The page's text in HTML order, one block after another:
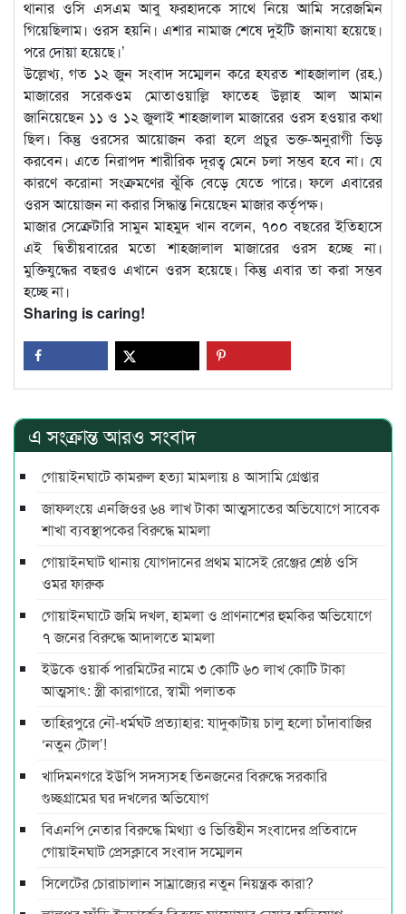
থানার ওসি এসএম আবু ফরহাদকে সাথে নিয়ে আমি সরেজমিন
গিয়েছিলাম। ওরস হয়নি। এশার নামাজ শেষে দুইটি জানাযা হয়েছে।
পরে দোয়া হয়েছে।’
উল্লেখ্য, গত ১২ জুন সংবাদ সম্মেলন করে হযরত শাহজালাল (রহ.)
মাজারের সরেকওম মোতাওয়াল্লি ফাতেহ উল্লাহ আল আমান
জানিয়েছেন ১১ ও ১২ জুলাই শাহজালাল মাজারের ওরস হওয়ার কথা
ছিল। কিন্তু ওরসের আয়োজন করা হলে প্রচুর ভক্ত-অনুরাগী ভিড়
করবেন। এতে নিরাপদ শারীরিক দূরত্ব মেনে চলা সম্ভব হবে না। যে
কারণে করোনা সংক্রমণের ঝুঁকি বেড়ে যেতে পারে। ফলে এবারের
ওরস আয়োজন না করার সিদ্ধান্ত নিয়েছেন মাজার কর্তৃপক্ষ।
মাজার সেক্রেটারি সামুন মাহমুদ খান বলেন, ৭০০ বছরের ইতিহাসে
এই দ্বিতীয়বারের মতো শাহজালাল মাজারের ওরস হচ্ছে না।
মুক্তিযুদ্ধের বছরও এখানে ওরস হয়েছে। কিন্তু এবার তা করা সম্ভব
হচ্ছে না।
Sharing is caring!
এ সংক্রান্ত আরও সংবাদ
গোয়াইনঘাটে কামরুল হত্যা মামলায় ৪ আসামি গ্রেপ্তার
জাফলংয়ে এনজিওর ৬৪ লাখ টাকা আত্মসাতের অভিযোগে সাবেক
শাখা ব্যবস্থাপকের বিরুদ্ধে মামলা
গোয়াইনঘাট থানায় যোগদানের প্রথম মাসেই রেঞ্জের শ্রেষ্ঠ ওসি
ওমর ফারুক
গোয়াইনঘাটে জমি দখল, হামলা ও প্রাণনাশের হুমকির অভিযোগে
৭ জনের বিরুদ্ধে আদালতে মামলা
ইউকে ওয়ার্ক পারমিটের নামে ৩ কোটি ৬০ লাখ কোটি টাকা
আত্মসাৎ: স্ত্রী কারাগারে, স্বামী পলাতক
তাহিরপুরে নৌ-ধর্মঘট প্রত্যাহার: যাদুকাটায় চালু হলো চাঁদাবাজির
‘নতুন টোল’!
খাদিমনগরে ইউপি সদস্যসহ তিনজনের বিরুদ্ধে সরকারি
গুচ্ছগ্রামের ঘর দখলের অভিযোগ
বিএনপি নেতার বিরুদ্ধে মিথ্যা ও ভিত্তিহীন সংবাদের প্রতিবাদে
গোয়াইনঘাট প্রেসক্লাবে সংবাদ সম্মেলন
সিলেটের চোরাচালান সাম্রাজ্যের নতুন নিয়ন্ত্রক কারা?